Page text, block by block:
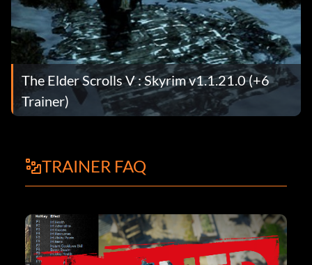
The Elder Scrolls V : Skyrim v1.1.21.0 (+6
Trainer)
TRAINER FAQ